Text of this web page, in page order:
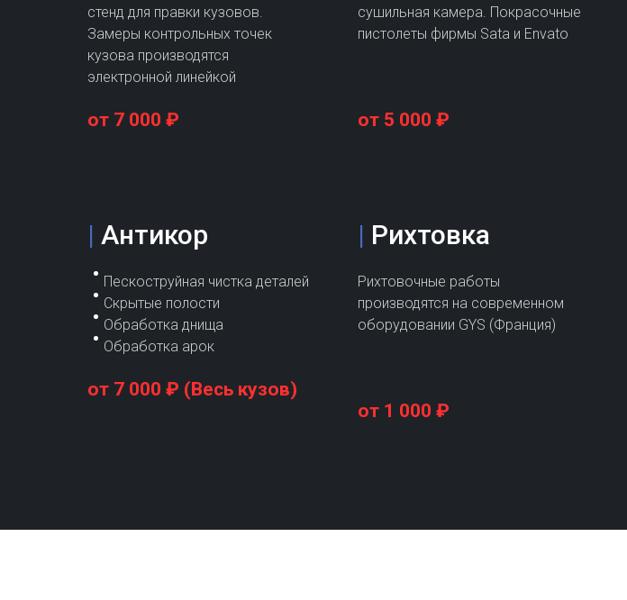
стенд для правки кузовов.
Замеры контрольных точек
кузова производятся
электронной линейкой
от 7 000 ₽
сушильная камера. Покрасочные
пистолеты фирмы Sata и Envato
от 5 000 ₽
| Антикор
Пескоструйная чистка деталей
Скрытые полости
Обработка днища
Обработка арок
от 7 000 ₽ (Весь кузов)
| Рихтовка
Рихтовочные работы
производятся на современном
оборудовании GYS (Франция)
от 1 000 ₽